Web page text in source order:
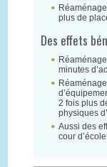
plus de
Des effets
minutes
2 fois plus
physiques
Aussi des
cour d’école